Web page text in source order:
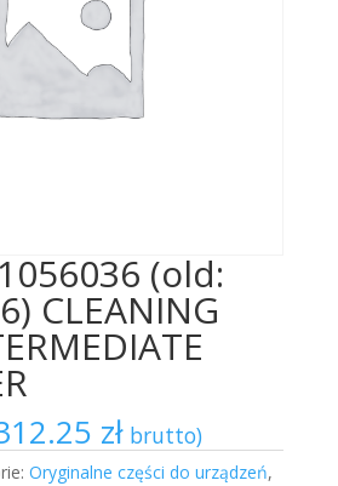
(old:
CLEANING
złbrutto)
Oryginalne części do urządzeń,